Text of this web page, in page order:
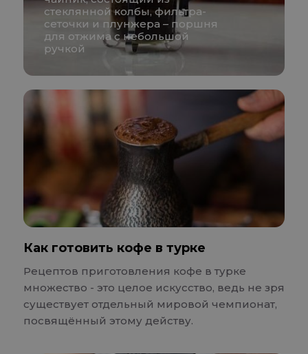
стеклянной колбы, фильтра-
сеточки и плунжера – поршня
для отжима с небольшой
ручкой
Как готовить кофе в турке
Рецептов приготовления кофе в турке
множество - это целое искусство, ведь не зря
существует отдельный мировой чемпионат,
посвящённый этому действу.